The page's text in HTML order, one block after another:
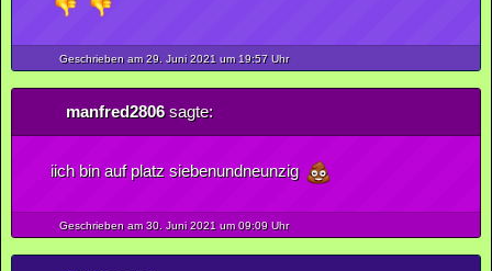
Geschrieben am 29. Juni2021 um 19:57 Uhr
manfred2806sagte:
iich bin auf platz siebenundneunzig
Geschrieben am 30. Juni2021 um 09:09 Uhr